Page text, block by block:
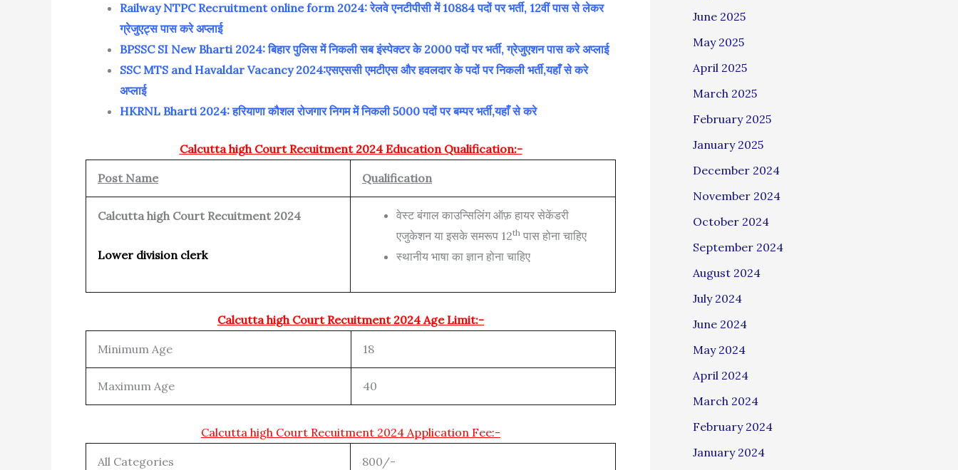
Railway NTPC Recruitment online form 2024: रेलवे एनटीपीसी में 10884 पदों पर भर्ती, 12वीं पास से लेकर
ग्रेजुएट्स पास करे अप्लाई
BPSSC SI New Bharti 2024: बिहार पुलिस में निकली सब इंस्पेक्टर के 2000 पदों पर भर्ती, ग्रेजुएशन पास करे अप्लाई
SSC MTS and Havaldar Vacancy 2024:एसएससी एमटीएस और हवलदार के पदों पर निकली भर्ती,यहाँ से करे
अप्लाई
HKRNL Bharti 2024: हरियाणा कौशल रोजगार निगम में निकली 5000 पदों पर बम्पर भर्ती,यहाँ से करे
Calcutta high Court Recuitment 2024 Education Qualification:-
Post Name Qualification
Calcutta high Court Recuitment 2024
Lower division clerk
वेस्ट बंगाल काउन्सिलिंग ऑफ़ हायर सेकेंडरी
एजुकेशन या इसके समरूप 12th पास होना चाहिए
स्थानीय भाषा का ज्ञान होना चाहिए
Calcutta high Court Recuitment 2024 Age Limit:-
Minimum Age 18
Maximum Age 40
Calcutta high Court Recuitment 2024 Application Fee:-
All Categories 800/-
June 2025
May 2025
April 2025
March 2025
February 2025
January 2025
December 2024
November 2024
October 2024
September 2024
August 2024
July 2024
June 2024
May 2024
April 2024
March 2024
February 2024
January 2024